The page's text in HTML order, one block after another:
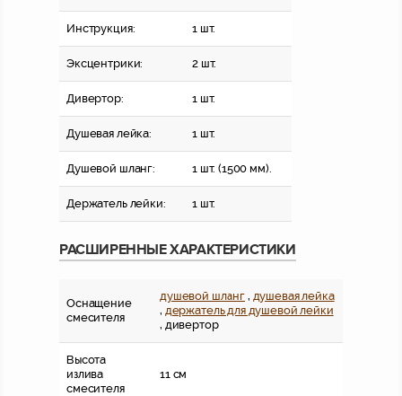
Инструкция: 1 шт.
Эксцентрики: 2 шт.
Дивертор: 1 шт.
Душевая лейка: 1 шт.
Душевой шланг: 1 шт. (1500 мм).
Держатель лейки: 1 шт.
РАСШИРЕННЫЕ ХАРАКТЕРИСТИКИ
Оснащение
смесителя
душевой шланг , душевая лейка
, держатель для душевой лейки
, дивертор
Высота
излива
смесителя
11 см